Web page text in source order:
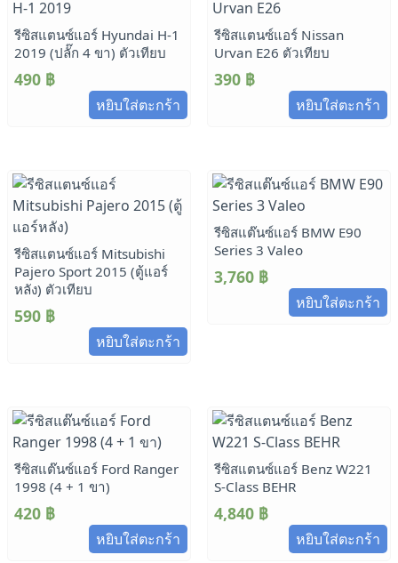
รีซิสแตนซ์แอร์ Hyundai H-1
2019 (ปลั๊ก 4 ขา) ตัวเทียบ
490 ฿
หยิบใส่ตะกร้า
รีซิสแตนซ์แอร์ Nissan
Urvan E26 ตัวเทียบ
390 ฿
หยิบใส่ตะกร้า
รีซิสแตนซ์แอร์ Mitsubishi
Pajero Sport 2015 (ตู้แอร์
หลัง) ตัวเทียบ
590 ฿
หยิบใส่ตะกร้า
รีซิสแต๊นซ์แอร์ BMW E90
Series 3 Valeo
3,760 ฿
หยิบใส่ตะกร้า
รีซิสแต๊นซ์แอร์ Ford Ranger
1998 (4 + 1 ขา)
420 ฿
หยิบใส่ตะกร้า
รีซิสแตนซ์แอร์ Benz W221
S-Class BEHR
4,840 ฿
หยิบใส่ตะกร้า